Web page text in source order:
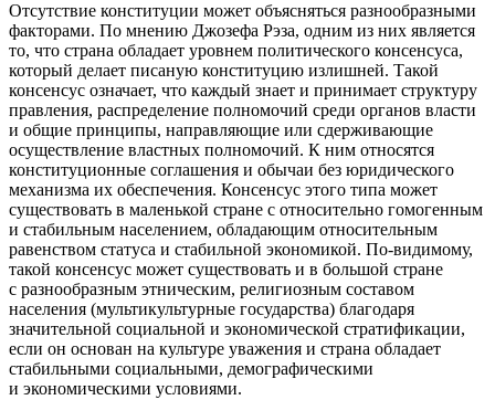
Отсутствие конституции может объясняться разнообразными
факторами. По мнению Джозефа Рэза, одним из них является
то, что страна обладает уровнем политического консенсуса,
который делает писаную конституцию излишней. Такой
консенсус означает, что каждый знает и принимает структуру
правления, распределение полномочий среди органов власти
и общие принципы, направляющие или сдерживающие
осуществление властных полномочий. К ним относятся
конституционные соглашения и обычаи без юридического
механизма их обеспечения. Консенсус этого типа может
существовать в маленькой стране с относительно гомогенным
и стабильным населением, обладающим относительным
равенством статуса и стабильной экономикой. По-видимому,
такой консенсус может существовать и в большой стране
с разнообразным этническим, религиозным составом
населения (мультикультурные государства) благодаря
значительной социальной и экономической стратификации,
если он основан на культуре уважения и страна обладает
стабильными социальными, демографическими
и экономическими условиями.